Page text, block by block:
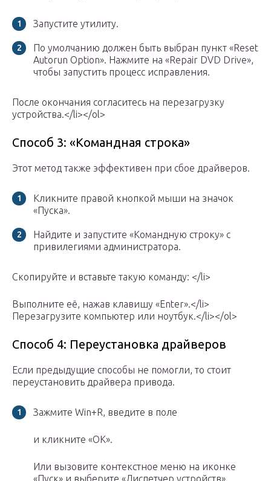
Запустите утилиту.
По умолчанию должен быть выбран пункт «Reset
Autorun Option». Нажмите на «Repair DVD Drive»,
чтобы запустить процесс исправления.
После окончания согласитесь на перезагрузку
устройства.</li></ol>
Способ 3: «Командная строка»
Этот метод также эффективен при сбое драйверов.
Кликните правой кнопкой мыши на значок
«Пуска».
Найдите и запустите «Командную строку» с
привилегиями администратора.
Скопируйте и вставьте такую команду: </li>
Выполните её, нажав клавишу «Enter».</li>
Перезагрузите компьютер или ноутбук.</li></ol>
Способ 4: Переустановка драйверов
Если предыдущие способы не помогли, то стоит
переустановить драйвера привода.
Зажмите Win+R, введите в поле
и кликните «ОК».
Или вызовите контекстное меню на иконке
«Пуск» и выберите «Диспетчер устройств».